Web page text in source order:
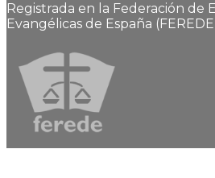
Registrada en la Federación de
Evangélicas de España